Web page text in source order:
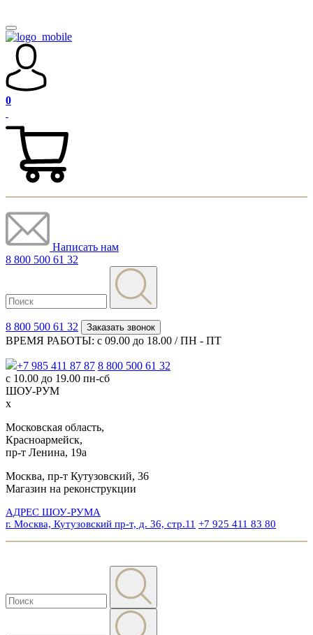
0
Написать нам
8 800 500 61 32
8 800 500 61 32 Заказать звонок
ВРЕМЯ РАБОТЫ: с 09.00 до 18.00 / ПН - ПТ
+7 985 411 87 87 8 800 500 61 32
с 10.00 до 19.00 пн-сб
ШОУ-РУМ
x
Московская область,
Красноармейск,
пр-т Ленина, 19а
Москва, пр-т Кутузовский, 36
Магазин на реконструкции
АДРЕС ШОУ-РУМА
г. Москва, Кутузовский пр-т, д. 36, стр.11 +7 925 411 83 80